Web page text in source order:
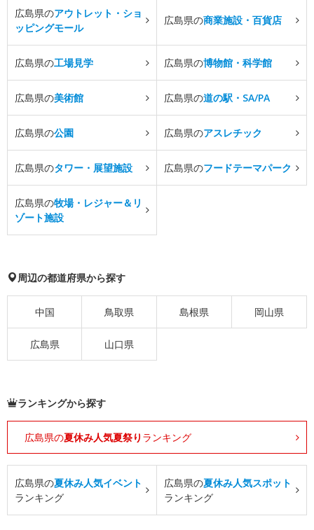
広島県のアウトレット・ショ
ッピングモール
広島県の商業施設・百貨店
広島県の工場見学 広島県の博物館・科学館
広島県の美術館 広島県の道の駅・SA/PA
広島県の公園 広島県のアスレチック
広島県のタワー・展望施設 広島県のフードテーマパーク
広島県の牧場・レジャー＆リ
ゾート施設
周辺の都道府県から探す
中国 鳥取県 島根県 岡山県
広島県 山口県
ランキングから探す
広島県の夏休み人気夏祭り ランキング
広島県の夏休み人気イベント
ランキング
広島県の夏休み人気スポット
ランキング